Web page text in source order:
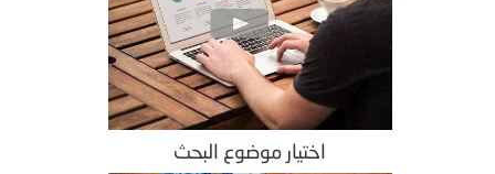
اختيار موضوع البحث